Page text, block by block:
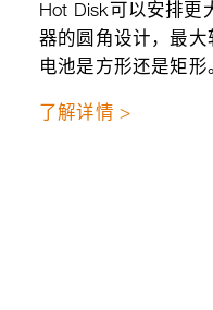
Hot Disk可以安排更
器的圆角设计，最
电池是方形还是矩形
了解详情 >